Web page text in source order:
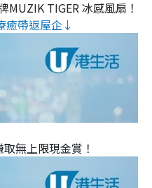
MUZIK TIGER 冰感風扇！
癒帶返屋企↓
取無上限現金賞！